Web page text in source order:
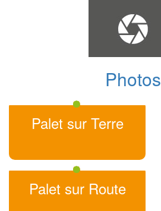
Photos
Palet sur Terre
Palet sur Route